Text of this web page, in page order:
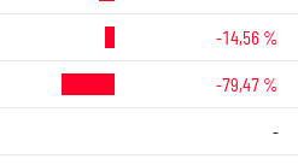
-14,56 %
-79,47 %
-